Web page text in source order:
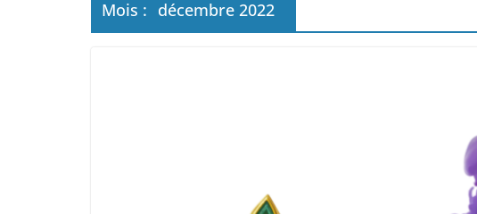
Mois : décembre 2022